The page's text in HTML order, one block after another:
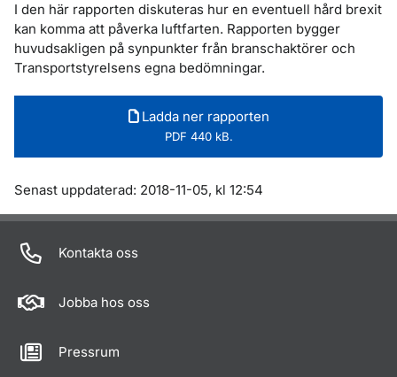
I den här rapporten diskuteras hur en eventuell hård brexit
kan komma att påverka luftfarten. Rapporten bygger
huvudsakligen på synpunkter från branschaktörer och
Transportstyrelsens egna bedömningar.
Ladda ner rapporten
PDF 440 kB.
Om sidan
Senast uppdaterad: 2018-11-05, kl 12:54
Kontakta oss
Jobba hos oss
Pressrum